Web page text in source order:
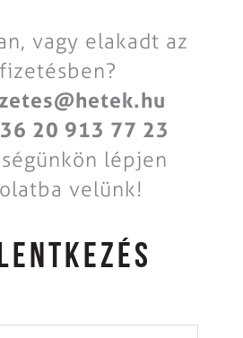
vagy elakadt az
20 913 77 23
lépjen
velünk!